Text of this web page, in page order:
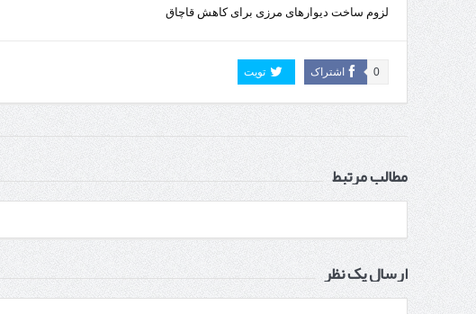
لزوم ساخت دیوارهای مرزی برای کاهش قاچاق
اشتراک 0 تویت
مطالب مرتبط
ارسال یک نظر